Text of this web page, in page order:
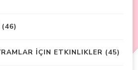
(46)
İÇIN ETKINLIKLER (45)